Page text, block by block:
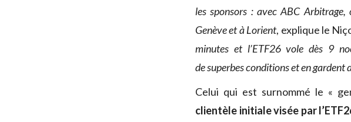
les sponsors : avec ABC
Genève et à Lorient, explique le
minutes et l’ETF26 vole dès 9
de superbes conditions et en gardent
Celui qui est surnommé le «
clientèle initiale visée par